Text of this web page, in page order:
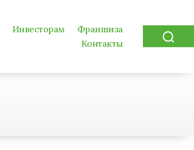
Инвесторам
Франшиза
Контакты
Search